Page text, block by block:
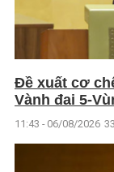
Đề xuất cơ
Vành đai 5-
11:43 - 06/08/2026